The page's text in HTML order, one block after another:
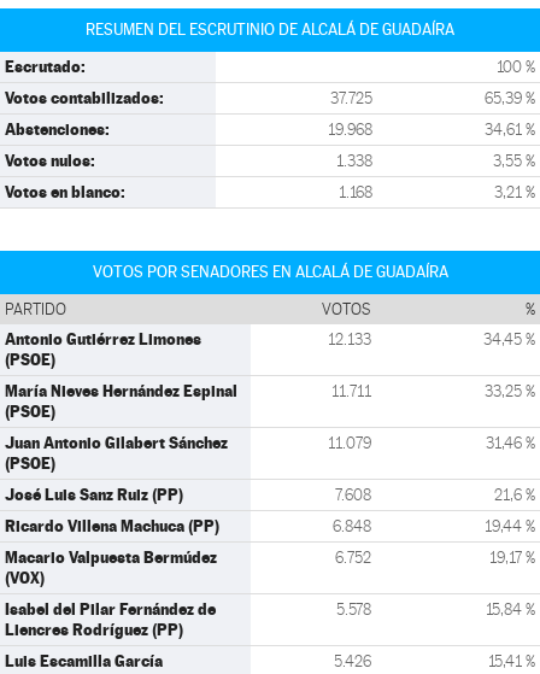
RESUMEN DEL ESCRUTINIO DE ALCALÁ DE GUADAÍRA
Escrutado: 100 %
Votos contabilizados: 37.725 65,39 %
Abstenciones: 19.968 34,61 %
Votos nulos: 1.338 3,55 %
Votos en blanco: 1.168 3,21 %
VOTOS POR SENADORES EN ALCALÁ DE GUADAÍRA
PARTIDO VOTOS %
Antonio Gutiérrez Limones
(PSOE)
12.133 34,45 %
María Nieves Hernández Espinal
(PSOE)
11.711 33,25 %
Juan Antonio Gilabert Sánchez
(PSOE)
11.079 31,46 %
José Luis Sanz Ruiz (PP) 7.608 21,6 %
Ricardo Villena Machuca (PP) 6.848 19,44 %
Macario Valpuesta Bermúdez
(VOX)
6.752 19,17 %
Isabel del Pilar Fernández de
Liencres Rodríguez (PP)
5.578 15,84 %
Luis Escamilla García
5.426 15,41 %